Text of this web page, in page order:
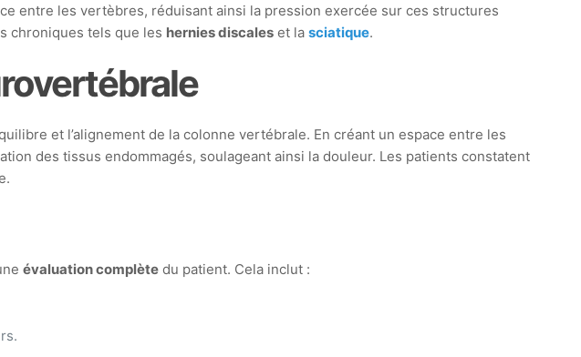
entre les vertèbres, réduisant ainsi la pression exercée sur ces structures
chroniques tels que les hernies discales et lasciatique.
et l’alignement de la colonne vertébrale. En créant un espace entre les
des tissus endommagés, soulageant ainsi la douleur. Les patients constatent
évaluation complète du patient. Cela inclut :